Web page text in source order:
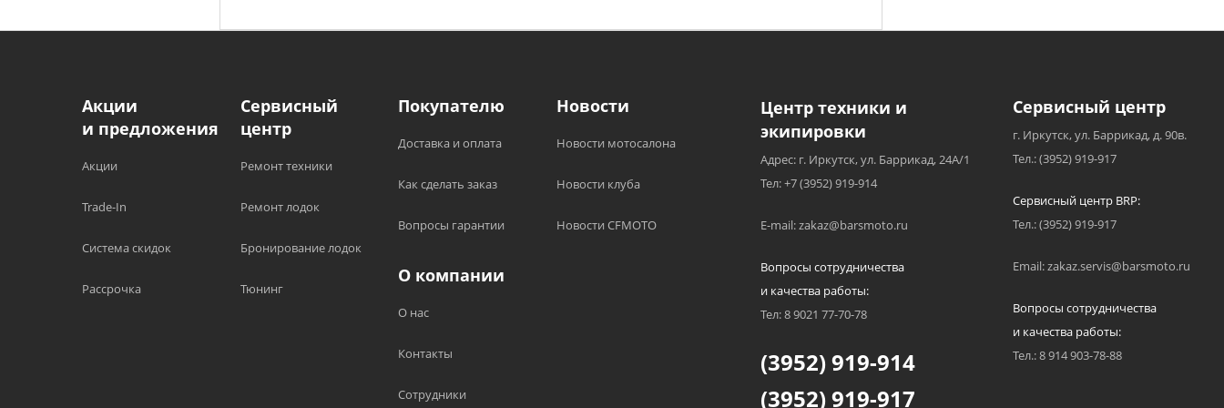
Акции
и предложения
Акции
Trade-In
Система скидок
Рассрочка
Сервисный
центр
Ремонт техники
Ремонт лодок
Бронирование лодок
Тюнинг
Покупателю
Доставка и оплата
Как сделать заказ
Вопросы гарантии
Новости
Новости мотосалона
Новости клуба
Новости CFMOTO
О компании
О нас
Контакты
Сотрудники
Центр техники и
экипировки
Адрес: г. Иркутск, ул. Баррикад, 24А/1
Тел: +7 (3952) 919-914
E-mail: zakaz@barsmoto.ru
Вопросы сотрудничества
и качества работы:
Тел: 8 9021 77-70-78
(3952) 919-914
(3952) 919-917
Сервисный центр
г. Иркутск, ул. Баррикад, д. 90в.
Тел.: (3952) 919-917
Сервисный центр BRP:
Тел.: (3952) 919-917
Email: zakaz.servis@barsmoto.ru
Вопросы сотрудничества
и качества работы:
Тел.: 8 914 903-78-88